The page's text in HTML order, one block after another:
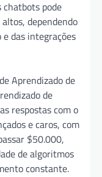
chatbots pode
dependendo
das integrações
Aprendizado de
de
respostas com o
e caros, com
$50.000,
de algoritmos
constante.